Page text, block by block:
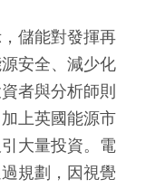
儲能對發揮再
安全、減少化
者與分析師則
上英國能源市
大量投資。電
規劃，因視覺